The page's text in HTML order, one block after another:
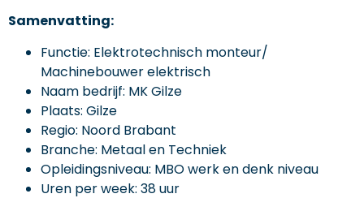
Samenvatting:
Functie: Elektrotechnisch monteur/
Machinebouwer elektrisch
Naam bedrijf: MK Gilze
Plaats: Gilze
Regio: Noord Brabant
Branche: Metaal en Techniek
Opleidingsniveau: MBO werk en denk niveau
Uren per week: 38 uur